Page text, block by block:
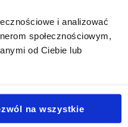
i analizować
społecznościowym,
od Ciebie lub
na wszystkie
jak i większych
zasługuje na wyjątkową
pory roku czy preferencji
Dzięki
potraw nie tylko oszczędza